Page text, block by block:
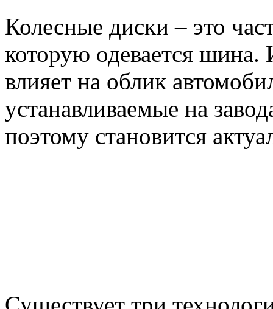
Колесные диски – это
которую одевается
влияет на облик
устанавливаемые на
поэтому становится